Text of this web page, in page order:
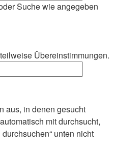
Suche wie angegeben
Übereinstimmungen.
aus, in denen gesucht
mit durchsucht,
unten nicht